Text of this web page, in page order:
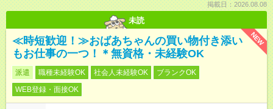
掲載日：2026.08.08
未読
NEW
≪時短歓迎！≫おばあちゃんの買い物付き添い
もお仕事の一つ！＊無資格・未経験OK
派遣 職種未経験OK 社会人未経験OK
ブランクOK
WEB登録・面接OK